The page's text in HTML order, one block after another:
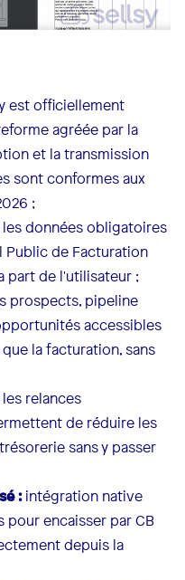
est officiellement
agréée par la
et la transmission
sont conformes aux
;
les données obligatoires
Public de Facturation
part de l'utilisateur ;
prospects, pipeline
accessibles
la facturation, sans
les relances
de réduire les
sans y passer
:intégration native
pour encaisser par CB
depuis la